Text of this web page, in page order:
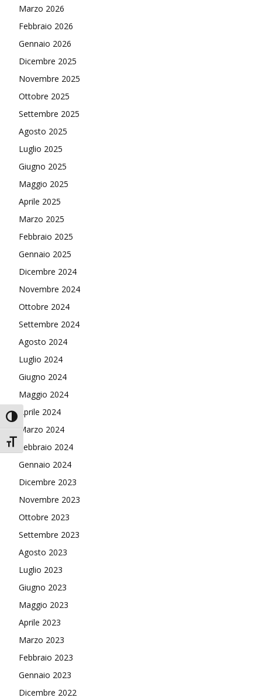
Attiva/disattiva alto contrasto
Attiva/disattiva dimensione testo
Marzo 2026
Febbraio 2026
Gennaio 2026
Dicembre 2025
Novembre 2025
Ottobre 2025
Settembre 2025
Agosto 2025
Luglio 2025
Giugno 2025
Maggio 2025
Aprile 2025
Marzo 2025
Febbraio 2025
Gennaio 2025
Dicembre 2024
Novembre 2024
Ottobre 2024
Settembre 2024
Agosto 2024
Luglio 2024
Giugno 2024
Maggio 2024
Aprile 2024
Marzo 2024
Febbraio 2024
Gennaio 2024
Dicembre 2023
Novembre 2023
Ottobre 2023
Settembre 2023
Agosto 2023
Luglio 2023
Giugno 2023
Maggio 2023
Aprile 2023
Marzo 2023
Febbraio 2023
Gennaio 2023
Dicembre 2022